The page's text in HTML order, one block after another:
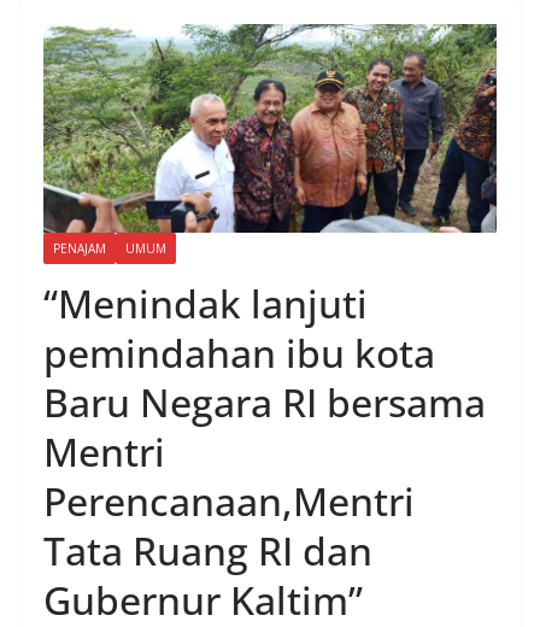
PENAJAM UMUM
“Menindak lanjuti
pemindahan ibu kota
Baru Negara RI bersama
Mentri
Perencanaan,Mentri
Tata Ruang RI dan
Gubernur Kaltim”